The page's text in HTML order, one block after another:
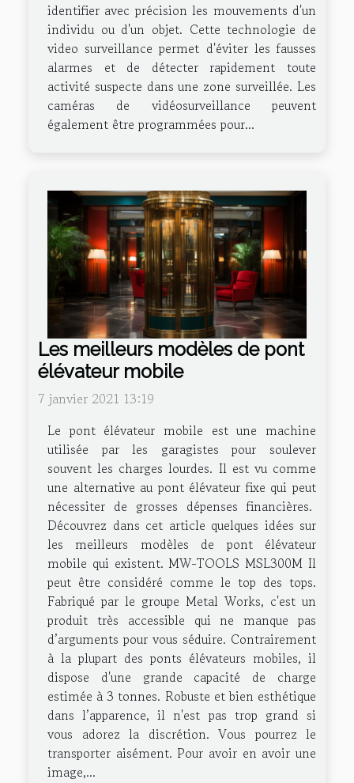
identifier avec précision les mouvements d'un
individu ou d'un objet. Cette technologie de
video surveillance permet d'éviter les fausses
alarmes et de détecter rapidement toute
activité suspecte dans une zone surveillée. Les
caméras de vidéosurveillance peuvent
également être programmées pour...
Les meilleurs modèles de pont
élévateur mobile
7 janvier 2021 13:19
Le pont élévateur mobile est une machine
utilisée par les garagistes pour soulever
souvent les charges lourdes. Il est vu comme
une alternative au pont élévateur fixe qui peut
nécessiter de grosses dépenses financières.
Découvrez dans cet article quelques idées sur
les meilleurs modèles de pont élévateur
mobile qui existent. MW-TOOLS MSL300M Il
peut être considéré comme le top des tops.
Fabriqué par le groupe Metal Works, c'est un
produit très accessible qui ne manque pas
d’arguments pour vous séduire. Contrairement
à la plupart des ponts élévateurs mobiles, il
dispose d'une grande capacité de charge
estimée à 3 tonnes. Robuste et bien esthétique
dans l’apparence, il n'est pas trop grand si
vous adorez la discrétion. Vous pourrez le
transporter aisément. Pour avoir en avoir une
image,...